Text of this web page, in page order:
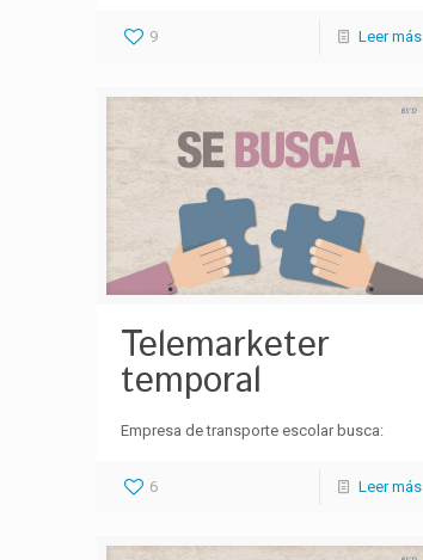
9 Leer más
Telemarketer
temporal
Empresa de transporte escolar busca:
6 Leer más